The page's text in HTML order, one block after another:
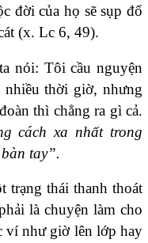
đời của họ sẽ sụp đổ
(x. Lc 6, 49).
nói: Tôi cầu nguyện
nhiều thời giờ, nhưng
thì chẳng ra gì cả.
cách xa nhất trong
tay”.
trạng thái thanh thoát
là chuyện làm cho
ví như giờ lên lớp hay